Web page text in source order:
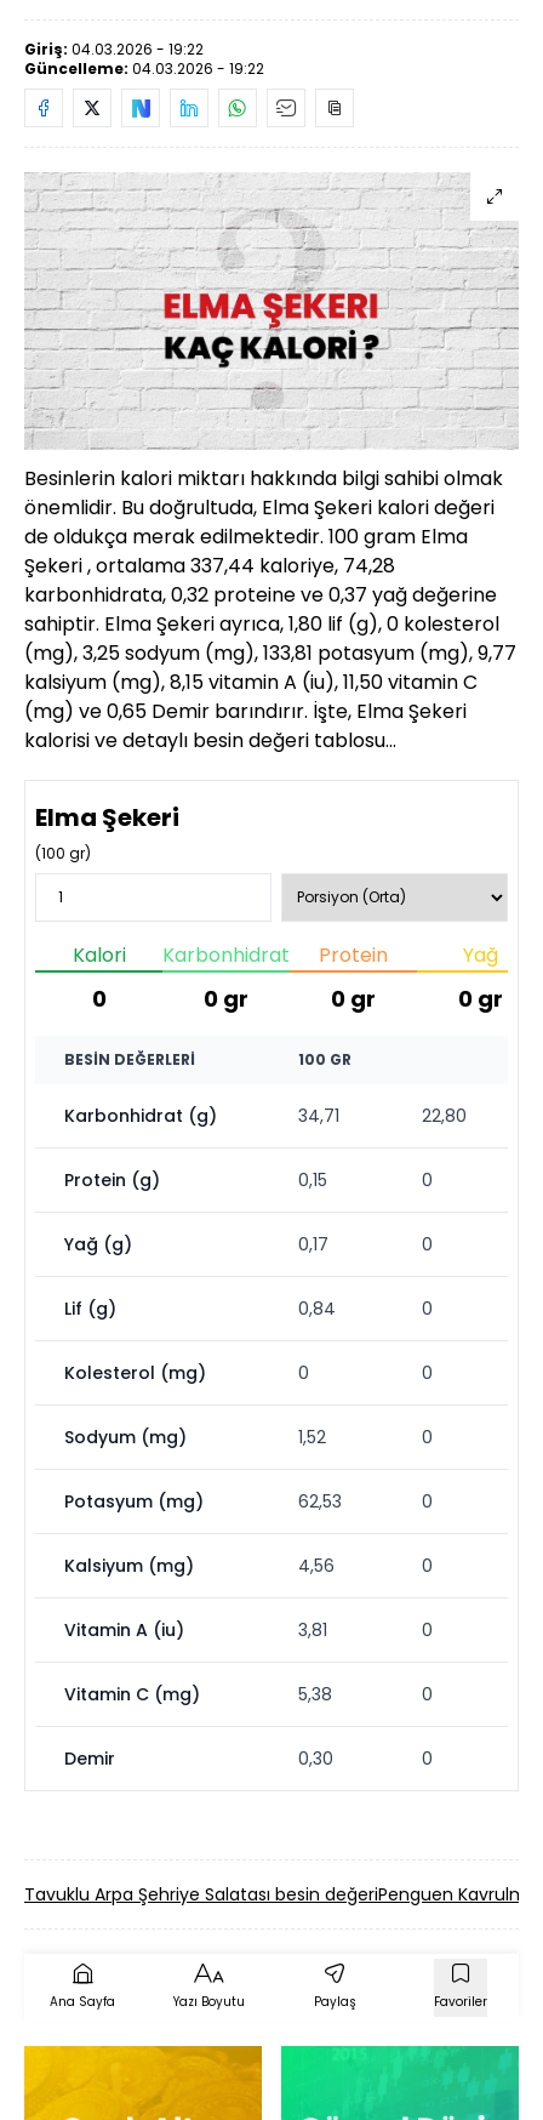
Giriş: 04.03.2026 - 19:22
Güncelleme: 04.03.2026 - 19:22
Besinlerin kalori miktarı hakkında bilgi sahibi olmak
önemlidir. Bu doğrultuda, Elma Şekeri kalori değeri
de oldukça merak edilmektedir. 100 gram Elma
Şekeri , ortalama 337,44 kaloriye, 74,28
karbonhidrata, 0,32 proteine ve 0,37 yağ değerine
sahiptir. Elma Şekeri ayrıca, 1,80 lif (g), 0 kolesterol
(mg), 3,25 sodyum (mg), 133,81 potasyum (mg), 9,77
kalsiyum (mg), 8,15 vitamin A (iu), 11,50 vitamin C
(mg) ve 0,65 Demir barındırır. İşte, Elma Şekeri
kalorisi ve detaylı besin değeri tablosu…
Elma Şekeri
(100 gr)
Kalori
0
Karbonhidrat
0 gr
Protein
0 gr
Yağ
0 gr
BESIN DEĞERLERI 100 GR
Karbonhidrat (g) 34,71 22,80
Protein (g) 0,15 0
Yağ (g) 0,17 0
Lif (g) 0,84 0
Kolesterol (mg) 0 0
Sodyum (mg) 1,52 0
Potasyum (mg) 62,53 0
Kalsiyum (mg) 4,56 0
Vitamin A (iu) 3,81 0
Vitamin C (mg) 5,38 0
Demir 0,30 0
Tavuklu Arpa Şehriye Salatası besin değeriPenguen
Ana Sayfa Yazı Boyutu Paylaş Favoriler